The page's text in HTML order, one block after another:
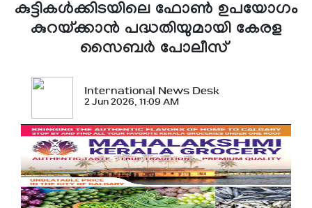
കുട്ടികള്‍ക്കിടയിലെ ഫോണ്‍ ഉപയോഗം
കുറയ്ക്കാന്‍ പദ്ധതിയുമായി കേരള
സൈബര്‍ പോലീസ്
International News Desk
2 Jun 2026, 11:09 AM